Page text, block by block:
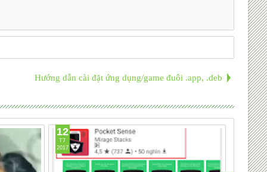
Hướng dẫn cài đặt ứng dụng/game đuôi .app, .deb
12
T7
2017
30
2017